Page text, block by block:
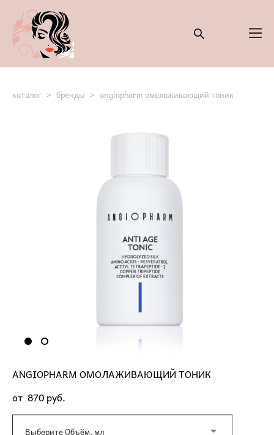
каталог > бренды > angiopharm омолаживающий тоник
ANGIOPHARM ОМОЛАЖИВАЮЩИЙ ТОНИК
от 870 pуб.
Выберите Объём, мл